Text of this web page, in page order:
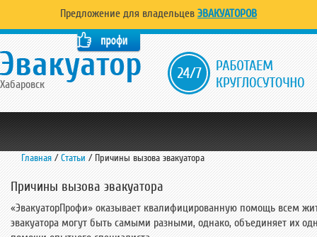
Предложение для владельцев ЭВАКУАТОРОВ
Хабаровск
Главная /Статьи /Причины вызова эвакуатора
Причины вызова эвакуатора
«ЭвакуаторПрофи» оказывает квалифицированную помощь всем
эвакуатора могут быть самыми разными, однако, объединяет их